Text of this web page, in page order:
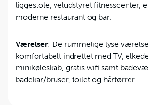
liggestole, veludstyret fitnesscenter,
moderne restaurant og bar.
Værelser: De rummelige lyse
komfortabelt indrettet med TV,
minikøleskab, gratis wifi samt
badekar/bruser, toilet og hårtørrer.